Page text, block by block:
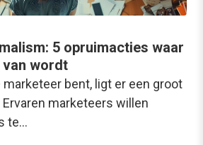
5 opruimacties waar
wordt
bent, ligt er een groot
Ervaren marketeers willen
te…